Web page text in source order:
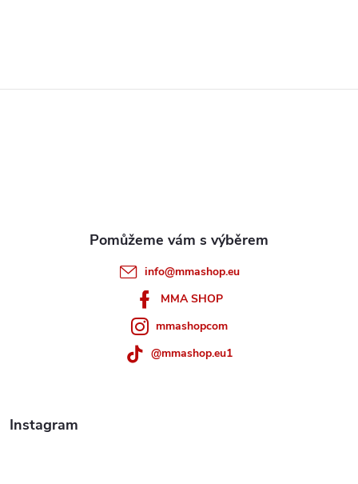
Instagram
info@mmashop.eu
MMA SHOP
mmashopcom
@mmashop.eu1